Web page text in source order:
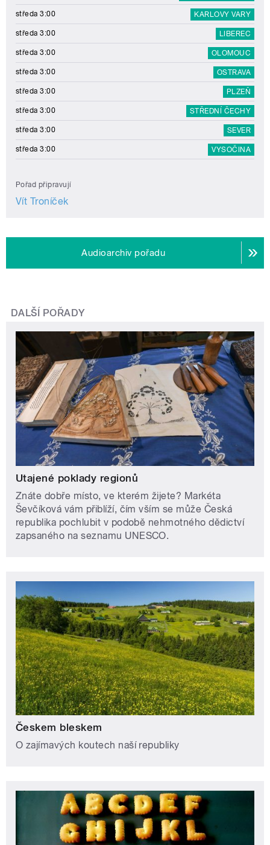
středa 3:00 KARLOVY VARY
středa 3:00 LIBEREC
středa 3:00 OLOMOUC
středa 3:00 OSTRAVA
středa 3:00 PLZEŇ
středa 3:00 STŘEDNÍ ČECHY
středa 3:00 SEVER
středa 3:00 VYSOČINA
Pořad připravují
Vít Troníček
Audioarchiv pořadu
DALŠÍ POŘADY
Utajené poklady regionů
Znáte dobře místo, ve kterém žijete? Markéta
Ševčíková vám přiblíží, čím vším se může Česká
republika pochlubit v podobě nehmotného dědictví
zapsaného na seznamu UNESCO.
Českem bleskem
O zajímavých koutech naší republiky